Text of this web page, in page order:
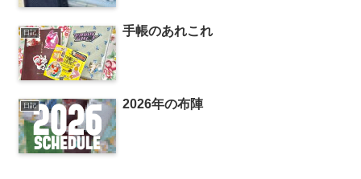
日記 手帳のあれこれ
日記 2026年の布陣